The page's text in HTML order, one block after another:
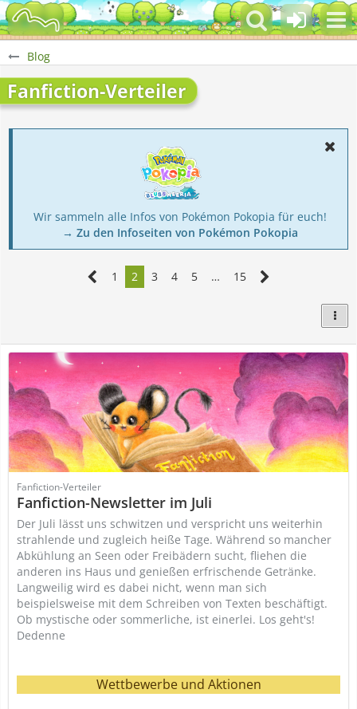
Blog
Fanfiction-Verteiler
Wir sammeln alle Infos von Pokémon Pokopia für euch!
→ Zu den Infoseiten von Pokémon Pokopia
1 2 3 4 5 … 15
Fanfiction-Verteiler
Fanfiction-Newsletter im Juli
Der Juli lässt uns schwitzen und verspricht uns weiterhin
strahlende und zugleich heiße Tage. Während so mancher
Abkühlung an Seen oder Freibädern sucht, fliehen die
anderen ins Haus und genießen erfrischende Getränke.
Langweilig wird es dabei nicht, wenn man sich
beispielsweise mit dem Schreiben von Texten beschäftigt.
Ob mystische oder sommerliche, ist einerlei. Los geht's!
Dedenne
Wettbewerbe und Aktionen